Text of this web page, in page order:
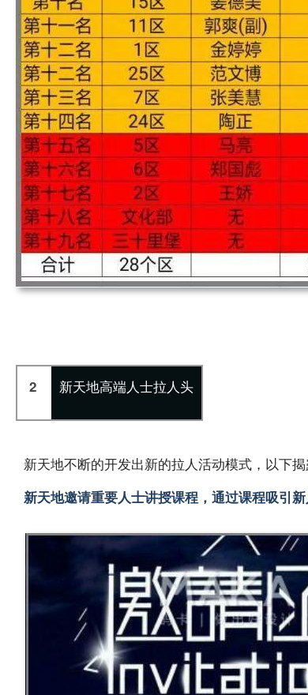
2 新天地高端人士拉人头
新天地不断的开发出新的拉人活动模式，以下
新天地邀请重要人士讲授课程，通过课程吸引